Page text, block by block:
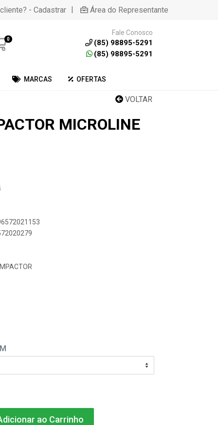
- Cadastrar | Área do Representante
0
Fale Conosco
(85) 98895-5291
(85) 98895-5291
MARCAS OFERTAS
VOLTAR
MICROLINE
ao Carrinho